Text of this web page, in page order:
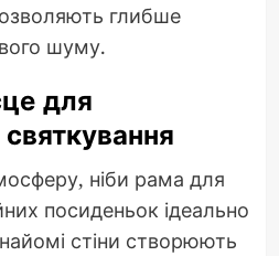
глибше
шуму.
для
ніби рама для
посиденьок ідеально
стіни створюють